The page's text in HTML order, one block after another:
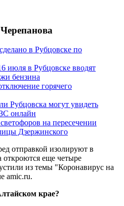
в Рубцовске по
июля в Рубцовске вводят
бензина
горячего
Рубцовска могут увидеть
онлайн
на пересечении
Дзержинского
отправкой изолируют в
откроются еще четыре
из темы "Коронавирус на
amic.ru.
крае?